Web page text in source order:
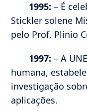
1995: – É
Stickler solene
pelo Prof. Plinio
1997:– A
humana,
investigação
aplicações.